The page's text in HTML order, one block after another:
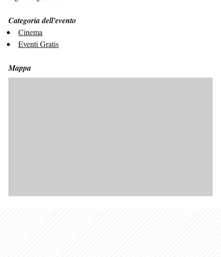
Categoria dell'evento
Cinema
Eventi Gratis
Mappa